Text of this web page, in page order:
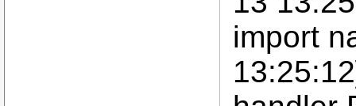
import